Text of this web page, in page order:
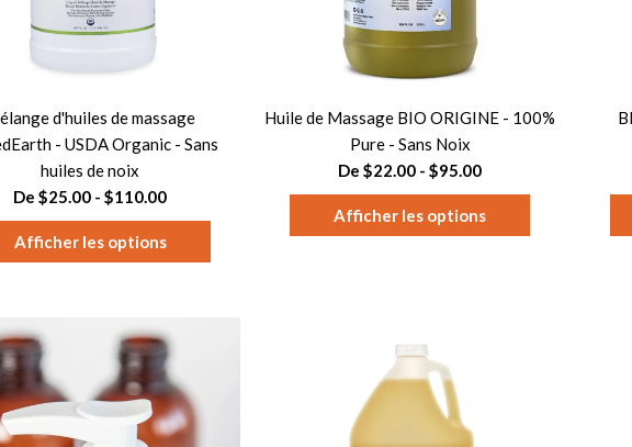
d'huiles de massage
- USDA Organic - Sans
huiles de noix
De $25.00 - $110.00
Afficher les options
Huile de Massage BIO ORIGINE - 100%
Pure - Sans Noix
De $22.00 - $95.00
Afficher les options